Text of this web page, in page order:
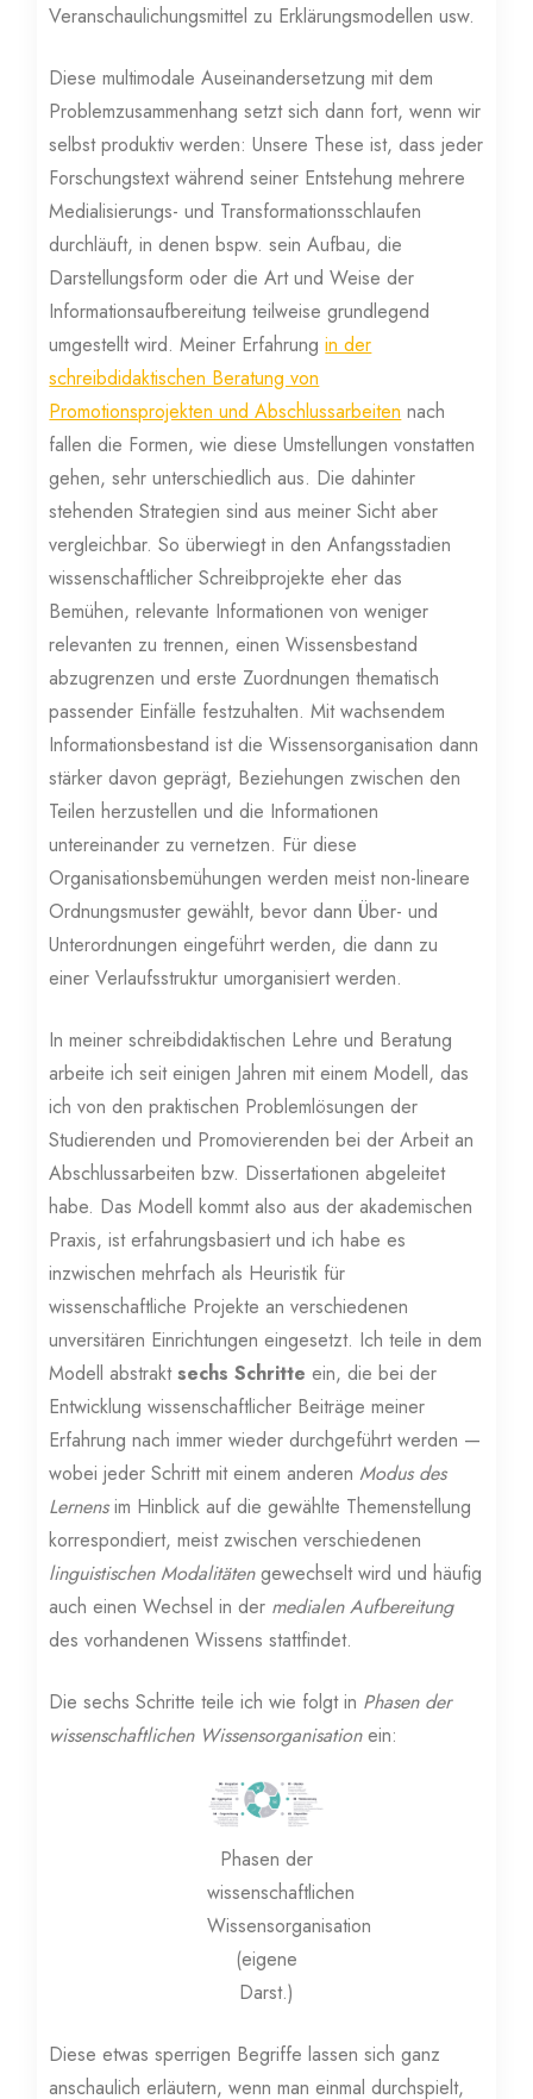
Veranschaulichungsmittel zu Erklärungsmodellen usw.
Diese multimodale Auseinandersetzung mit dem
Problemzusammenhang setzt sich dann fort, wenn wir
selbst produktiv werden: Unsere These ist, dass jeder
Forschungstext während seiner Entstehung mehrere
Medialisierungs- und Transformationsschlaufen
durchläuft, in denen bspw. sein Aufbau, die
Darstellungsform oder die Art und Weise der
Informationsaufbereitung teilweise grundlegend
umgestellt wird. Meiner Erfahrungin der
schreibdidaktischen Beratung von
Promotionsprojekten und Abschlussarbeiten nach
fallen die Formen, wie diese Umstellungen vonstatten
gehen, sehr unterschiedlich aus. Die dahinter
stehenden Strategien sind aus meiner Sicht aber
vergleichbar. So überwiegt in den Anfangsstadien
wissenschaftlicher Schreibprojekte eher das
Bemühen, relevante Informationen von weniger
relevanten zu trennen, einen Wissensbestand
abzugrenzen und erste Zuordnungen thematisch
passender Einfälle festzuhalten. Mit wachsendem
Informationsbestand ist die Wissensorganisation dann
stärker davon geprägt, Beziehungen zwischen den
Teilen herzustellen und die Informationen
untereinander zu vernetzen. Für diese
Organisationsbemühungen werden meist non-lineare
Ordnungsmuster gewählt, bevor dann Über- und
Unterordnungen eingeführt werden, die dann zu
einer Verlaufsstruktur umorganisiert werden.
In meiner schreibdidaktischen Lehre und Beratung
arbeite ich seit einigen Jahren mit einem Modell, das
ich von den praktischen Problemlösungen der
Studierenden und Promovierenden bei der Arbeit an
Abschlussarbeiten bzw. Dissertationen abgeleitet
habe. Das Modell kommt also aus der akademischen
Praxis, ist erfahrungsbasiert und ich habe es
inzwischen mehrfach als Heuristik für
wissenschaftliche Projekte an verschiedenen
unversitären Einrichtungen eingesetzt. Ich teile in dem
Modell abstraktsechs Schritte ein, die bei der
Entwicklung wissenschaftlicher Beiträge meiner
Erfahrung nach immer wieder durchgeführt werden —
wobei jeder Schritt mit einem anderenModus des
Lernensim Hinblick auf die gewählte Themenstellung
korrespondiert, meist zwischen verschiedenen
linguistischen Modalitätengewechselt wird und häufig
auch einen Wechsel in der medialen Aufbereitung
des vorhandenen Wissens stattfindet.
Die sechs Schritte teile ich wie folgt in Phasen der
wissenschaftlichen Wissensorganisationein:
Phasen der
wissenschaftlichen
Wissensorganisation
(eigene
Darst.)
Diese etwas sperrigen Begriffe lassen sich ganz
anschaulich erläutern, wenn man einmal durchspielt,